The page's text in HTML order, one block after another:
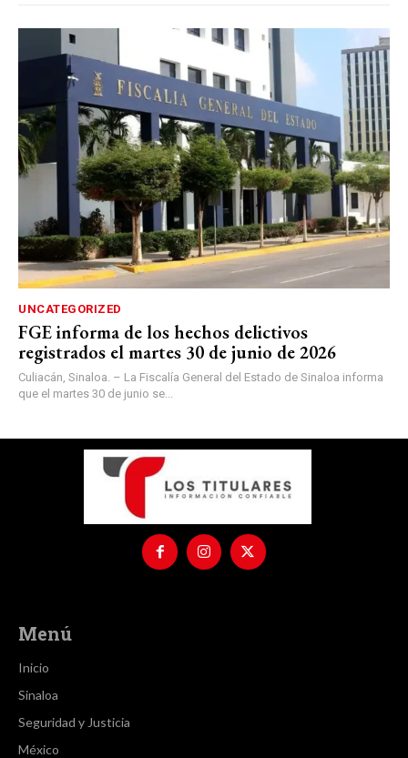
UNCATEGORIZED
FGE informa de los hechos delictivos
registrados el martes 30 de junio de 2026
Culiacán, Sinaloa. – La Fiscalía General del Estado de Sinaloa informa
que el martes 30 de junio se...
Menú
Inicio
Sinaloa
Seguridad y Justicia
México